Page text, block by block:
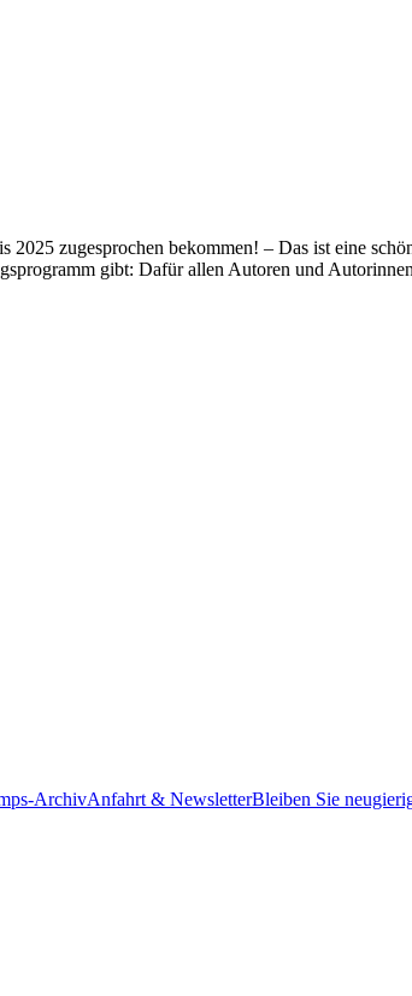
2025 zugesprochen bekommen! – Das ist eine
gibt: Dafür allen Autoren und
ArchivAnfahrt & NewsletterBleiben Sie